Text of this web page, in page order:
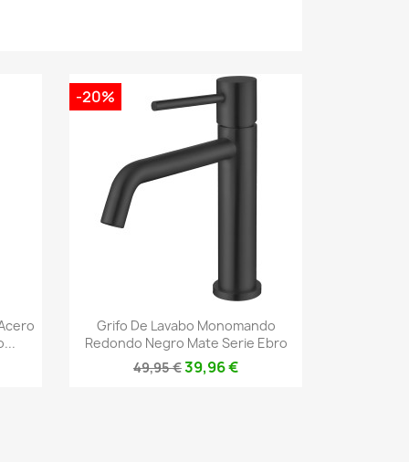
 Vista rápida
Grifo De Lavabo Monomando
Redondo Negro Mate Serie Ebro
49,95 €39,96 €
-20%